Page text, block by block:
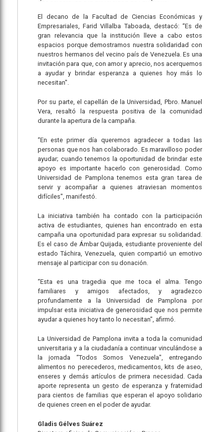
El decano de la Facultad de Ciencias Económicas y
Empresariales, Farid Villalba Taboada, destacó: “Es de
gran relevancia que la institución lleve a cabo estos
espacios porque demostramos nuestra solidaridad con
nuestros hermanos del vecino país de Venezuela. Es una
invitación para que, con amor y aprecio, nos acerquemos
a ayudar y brindar esperanza a quienes hoy más lo
necesitan".
Por su parte, el capellán de la Universidad, Pbro. Manuel
Vera, resaltó la respuesta positiva de la comunidad
durante la apertura de la campaña.
“En este primer día queremos agradecer a todas las
personas que nos han colaborado. Es maravilloso poder
ayudar; cuando tenemos la oportunidad de brindar este
apoyo es importante hacerlo con generosidad. Como
Universidad de Pamplona tenemos esta gran tarea de
servir y acompañar a quienes atraviesan momentos
difíciles", manifestó.
La iniciativa también ha contado con la participación
activa de estudiantes, quienes han encontrado en esta
campaña una oportunidad para expresar su solidaridad.
Es el caso de Ámbar Quijada, estudiante proveniente del
estado Táchira, Venezuela, quien compartió un emotivo
mensaje al participar con su donación.
“Esta es una tragedia que me toca el alma. Tengo
familiares y amigos afectados, y agradezco
profundamente a la Universidad de Pamplona por
impulsar esta iniciativa de generosidad que nos permite
ayudar a quienes hoy tanto lo necesitan", afirmó.
La Universidad de Pamplona invita a toda la comunidad
universitaria y a la ciudadanía a continuar vinculándose a
la jornada “Todos Somos Venezuela", entregando
alimentos no perecederos, medicamentos, kits de aseo,
enseres y demás artículos de primera necesidad. Cada
aporte representa un gesto de esperanza y fraternidad
para cientos de familias que esperan el apoyo solidario
de quienes creen en el poder de ayudar.
Gladis Gélves Suárez